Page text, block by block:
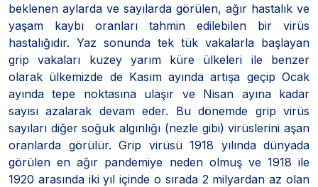
beklenen aylarda ve sayılarda görülen, ağır hastalık ve
yaşam kaybı oranları tahmin edilebilen bir virüs
hastalığıdır. Yaz sonunda tek tük vakalarla başlayan
grip vakaları kuzey yarım küre ülkeleri ile benzer
olarak ülkemizde de Kasım ayında artışa geçip Ocak
ayında tepe noktasına ulaşır ve Nisan ayına kadar
sayısı azalarak devam eder. Bu dönemde grip virüs
sayıları diğer soğuk algınlığı (nezle gibi) virüslerini aşan
oranlarda görülür. Grip virüsü 1918 yılında dünyada
görülen en ağır pandemiye neden olmuş ve 1918 ile
1920 arasında iki yıl içinde o sırada 2 milyardan az olan